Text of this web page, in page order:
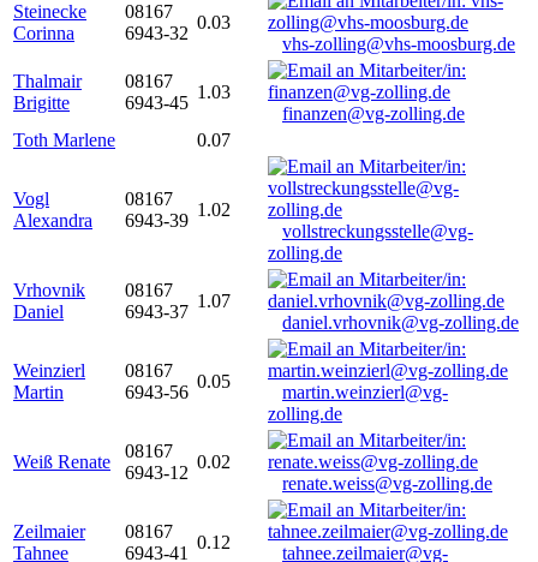
Steinecke
Corinna
08167
6943-32
0.03
vhs-zolling@vhs-moosburg.de
Thalmair
Brigitte
08167
6943-45
1.03
finanzen@vg-zolling.de
Toth Marlene
0.07
Vogl
Alexandra
08167
6943-39
1.02
vollstreckungsstelle@vg-
zolling.de
Vrhovnik
Daniel
08167
6943-37
1.07
daniel.vrhovnik@vg-zolling.de
Weinzierl
Martin
08167
6943-56
0.05
martin.weinzierl@vg-
zolling.de
Weiß Renate
08167
6943-12
0.02
renate.weiss@vg-zolling.de
Zeilmaier
Tahnee
08167
6943-41
0.12
tahnee.zeilmaier@vg-